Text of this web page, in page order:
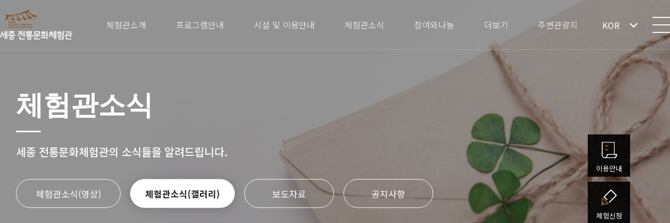
체험관소개 프로그램안내 시설 및 이용안내 체험관소식 참여와나눔 더보기 주변관광지 KOR
체험관소식
세종 전통문화체험관의 소식들을 알려드립니다.
체험관소식(영상) 체험관소식(갤러리) 보도자료 공지사항
이용안내
체험신청